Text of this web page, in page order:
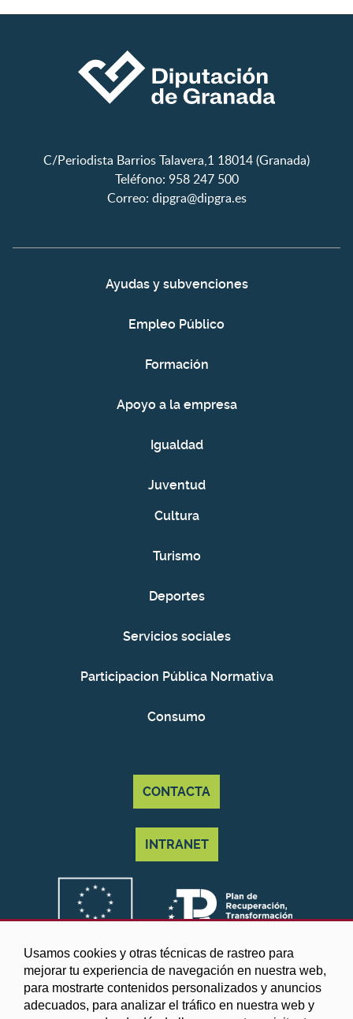
Usamos cookies y otras técnicas de rastreo para
mejorar tu experiencia de navegación en nuestra web,
para mostrarte contenidos personalizados y anuncios
adecuados, para analizar el tráfico en nuestra web y
C/Periodista Barrios Talavera,1 18014 (Granada)
Teléfono: 958 247 500
Correo: dipgra@dipgra.es
Ayudas y subvenciones
Empleo Público
Formación
Apoyo a la empresa
Igualdad
Juventud
Cultura
Turismo
Deportes
Servicios sociales
Participacion Pública Normativa
Consumo
CONTACTA
INTRANET